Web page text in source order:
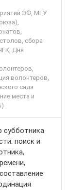
ЭФ, МГУ
сбора
Дня
волонтеров,
сада
места и
субботника
поиск и